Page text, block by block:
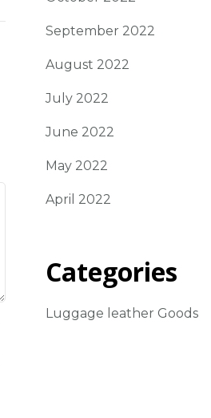
September 2022
August 2022
July 2022
June 2022
May 2022
April 2022
Categories
Luggage leather Goods